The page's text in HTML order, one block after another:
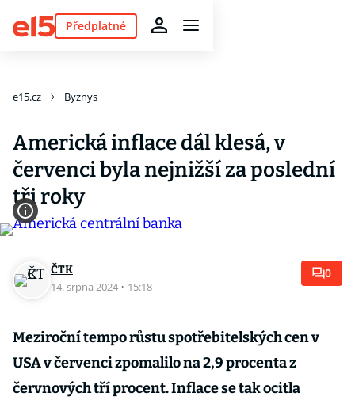
Předplatné
e15.cz Byznys
Americká inflace dál klesá, v
červenci byla nejnižší za poslední
tři roky
ČTK
14. srpna 2024 · 15:18
0
Meziroční tempo růstu spotřebitelských cen v
USA v červenci zpomalilo na 2,9 procenta z
červnových tří procent. Inflace se tak ocitla